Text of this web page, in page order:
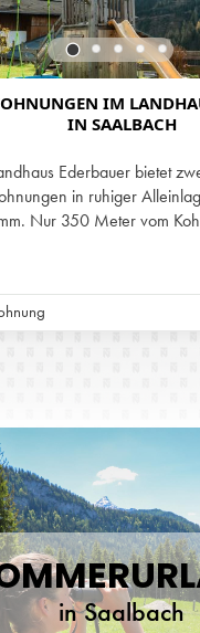
IM
IN SAALBACH
Ederbauer bietet
in ruhiger
Nur 350 Meter vom
voll ausgestattete
und kostenloses WLAN.
in Saalbach